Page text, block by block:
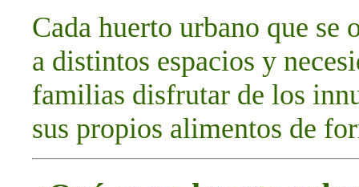
Cada huerto urbano que se
a distintos espacios y
familias disfrutar de los
sus propios alimentos de